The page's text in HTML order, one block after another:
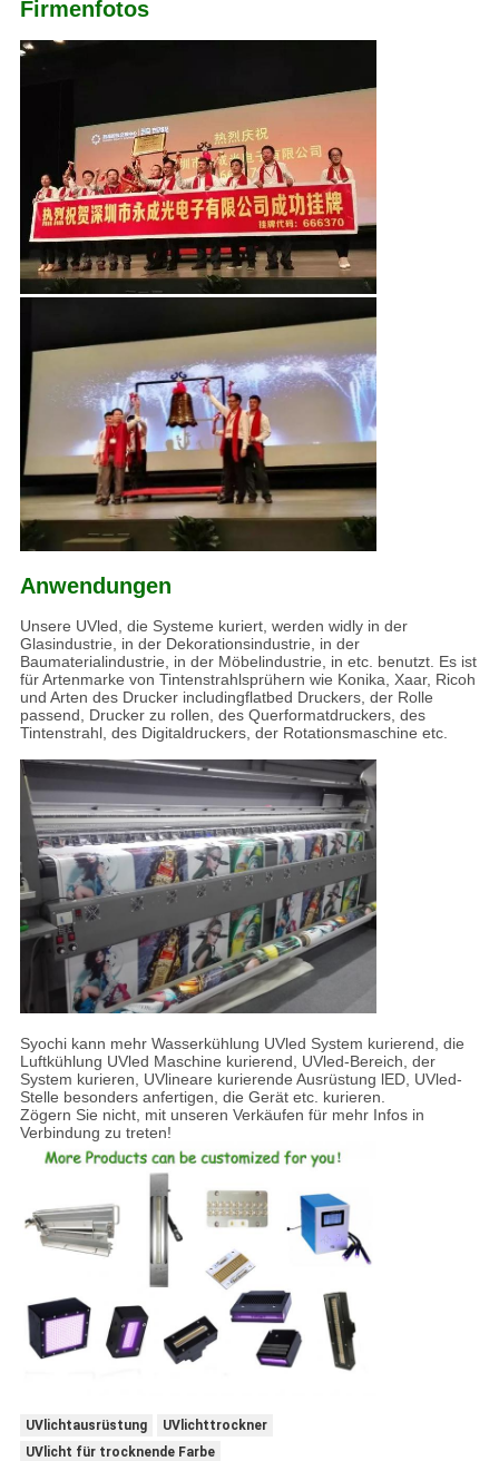
Firmenfotos
Anwendungen
Unsere UVled, die Systeme kuriert, werden widly in der
Glasindustrie, in der Dekorationsindustrie, in der
Baumaterialindustrie, in der Möbelindustrie, in etc. benutzt. Es ist
für Artenmarke von Tintenstrahlsprühern wie Konika, Xaar, Ricoh
und Arten des Drucker includingflatbed Druckers, der Rolle
passend, Drucker zu rollen, des Querformatdruckers, des
Tintenstrahl, des Digitaldruckers, der Rotationsmaschine etc.
Syochi kann mehr Wasserkühlung UVled System kurierend, die
Luftkühlung UVled Maschine kurierend, UVled-Bereich, der
System kurieren, UVlineare kurierende Ausrüstung lED, UVled-
Stelle besonders anfertigen, die Gerät etc. kurieren.
Zögern Sie nicht, mit unseren Verkäufen für mehr Infos in
Verbindung zu treten!
UVlichtausrüstung
UVlichttrockner
UVlicht für trocknende Farbe